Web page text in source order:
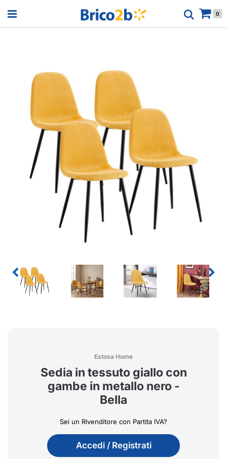
Open menu 0
Estosa Home
Sedia in tessuto giallo con
gambe in metallo nero -
Bella
Sei un Rivenditore con Partita IVA?
Accedi / Registrati